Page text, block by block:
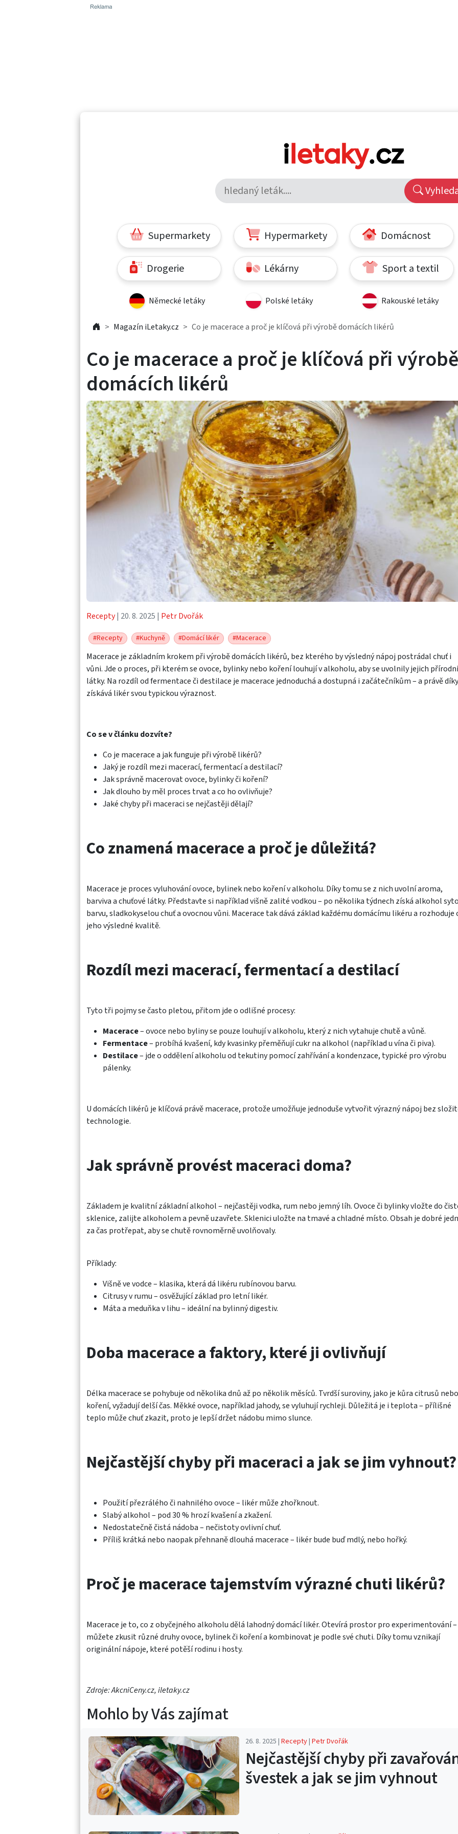
Supermarkety Hypermarkety Domácnost
Drogerie Lékárny Sport a textil
Německé letáky Polské letáky Rakouské letáky
Magazín iLetaky.cz Co je macerace a proč je klíčová při výrobě domácích likérů
Co je macerace a proč je klíčová při výrobě
domácích likérů
Recepty| 20. 8. 2025 | Petr Dvořák
#Recepty #Kuchyně #Domácí likér #Macerace
Macerace je základním krokem při výrobě domácích likérů, bez kterého by výsledný nápoj postrádal chuť i
vůni. Jde o proces, při kterém se ovoce, bylinky nebo koření louhují v alkoholu, aby se uvolnily jejich přírodní
látky. Na rozdíl od fermentace či destilace je macerace jednoduchá a dostupná i začátečníkům – a právě
získává likér svou typickou výraznost.
Co se v článku dozvíte?
Co je macerace a jak funguje při výrobě likérů?
Jaký je rozdíl mezi macerací, fermentací a destilací?
Jak správně macerovat ovoce, bylinky či koření?
Jak dlouho by měl proces trvat a co ho ovlivňuje?
Jaké chyby při maceraci se nejčastěji dělají?
Co znamená macerace a proč je důležitá?
Macerace je proces vyluhování ovoce, bylinek nebo koření v alkoholu. Díky tomu se z nich uvolní aroma,
barviva a chuťové látky. Představte si například višně zalité vodkou – po několika týdnech získá alkohol
barvu, sladkokyselou chuť a ovocnou vůni. Macerace tak dává základ každému domácímu likéru a rozhoduje
jeho výsledné kvalitě.
Rozdíl mezi macerací, fermentací a destilací
Tyto tři pojmy se často pletou, přitom jde o odlišné procesy:
Macerace– ovoce nebo byliny se pouze louhují v alkoholu, který z nich vytahuje chutě a vůně.
Fermentace– probíhá kvašení, kdy kvasinky přeměňují cukr na alkohol (například u vína či piva).
Destilace– jde o oddělení alkoholu od tekutiny pomocí zahřívání a kondenzace, typické pro výrobu
pálenky.
U domácích likérů je klíčová právě macerace, protože umožňuje jednoduše vytvořit výrazný nápoj bez
technologie.
Jak správně provést maceraci doma?
Základem je kvalitní základní alkohol – nejčastěji vodka, rum nebo jemný líh. Ovoce či bylinky vložte do
sklenice, zalijte alkoholem a pevně uzavřete. Sklenici uložte na tmavé a chladné místo. Obsah je dobré
za čas protřepat, aby se chutě rovnoměrně uvolňovaly.
Příklady:
Višně ve vodce – klasika, která dá likéru rubínovou barvu.
Citrusy v rumu – osvěžující základ pro letní likér.
Máta a meduňka v lihu – ideální na bylinný digestiv.
Doba macerace a faktory, které ji ovlivňují
Délka macerace se pohybuje od několika dnů až po několik měsíců. Tvrdší suroviny, jako je kůra citrusů nebo
koření, vyžadují delší čas. Měkké ovoce, například jahody, se vyluhují rychleji. Důležitá je i teplota – přílišné
teplo může chuť zkazit, proto je lepší držet nádobu mimo slunce.
Nejčastější chyby při maceraci a jak se jim vyhnout?
Použití přezrálého či nahnilého ovoce – likér může zhořknout.
Slabý alkohol – pod 30 % hrozí kvašení a zkažení.
Nedostatečně čistá nádoba – nečistoty ovlivní chuť.
Příliš krátká nebo naopak přehnaně dlouhá macerace – likér bude buď mdlý, nebo hořký.
Proč je macerace tajemstvím výrazné chuti likérů?
Macerace je to, co z obyčejného alkoholu dělá lahodný domácí likér. Otevírá prostor pro experimentování –
můžete zkusit různé druhy ovoce, bylinek či koření a kombinovat je podle své chuti. Díky tomu vznikají
originální nápoje, které potěší rodinu i hosty.
Zdroje: AkcniCeny.cz, iletaky.cz
Mohlo by Vás zajímat
26. 8. 2025 | Recepty| Petr Dvořák
Nejčastější chyby při
švestek a jak se jim vyhnout